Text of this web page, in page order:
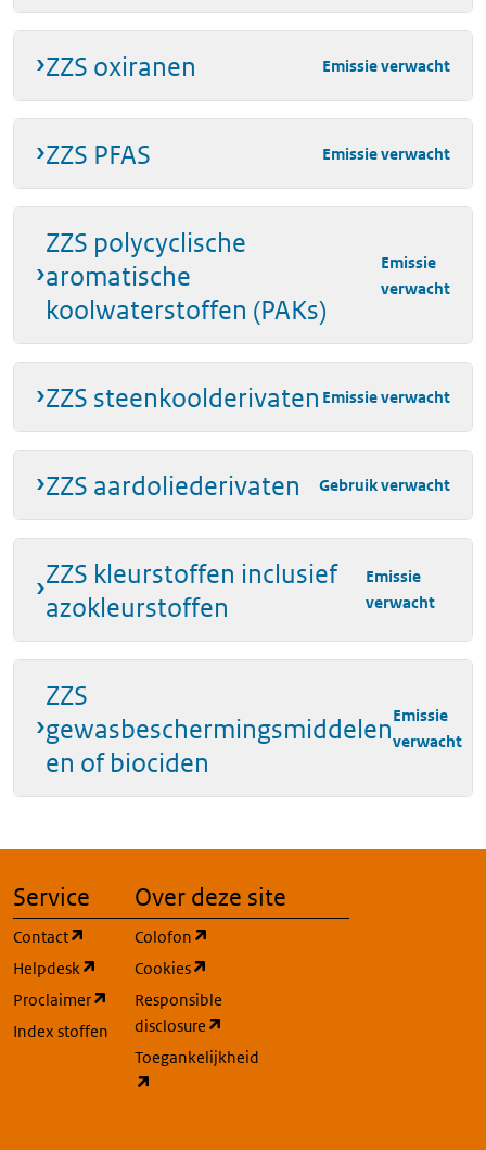
ZZS oxiranen Emissie verwacht
ZZS PFAS Emissie verwacht
ZZS polycyclische
aromatische
koolwaterstoffen (PAKs)
Emissie
verwacht
ZZS steenkoolderivaten Emissie verwacht
ZZS aardoliederivaten Gebruik verwacht
ZZS kleurstoffen inclusief
azokleurstoffen
Emissie
verwacht
ZZS
gewasbeschermingsmiddelen
en of biociden
Emissie
verwacht
Service
Contact
(opent in een nieuw tabblad)
Helpdesk
(opent in een nieuw tabblad)
Proclaimer
(opent in een nieuw tabblad)
Index stoffen
Over deze site
Colofon
Cookies
Responsible
disclosure
Toegankelijkheid